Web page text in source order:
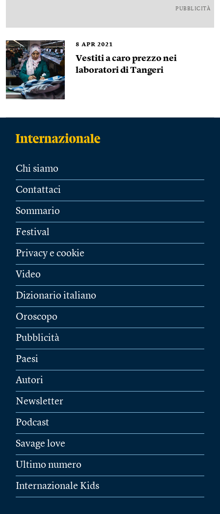
PUBBLICITÀ
8 APR 2021
Vestiti a caro prezzo nei
laboratori di Tangeri
Chi siamo
Contattaci
Sommario
Festival
Privacy e cookie
Video
Dizionario italiano
Oroscopo
Pubblicità
Paesi
Autori
Newsletter
Podcast
Savage love
Ultimo numero
Internazionale Kids